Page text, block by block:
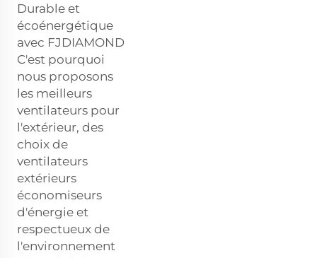
Durable et
écoénergétique
avec FJDIAMOND
C'est pourquoi
nous proposons
les meilleurs
ventilateurs pour
l'extérieur, des
choix de
ventilateurs
extérieurs
économiseurs
d'énergie et
respectueux de
l'environnement